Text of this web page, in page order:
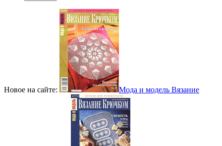
Новое на сайте: Мода и модель Вязание